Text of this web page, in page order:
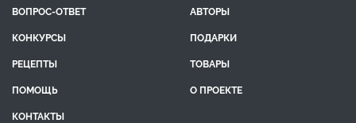
ВОПРОС-ОТВЕТ
АВТОРЫ
КОНКУРСЫ
ПОДАРКИ
РЕЦЕПТЫ
ТОВАРЫ
ПОМОЩЬ
О ПРОЕКТЕ
КОНТАКТЫ